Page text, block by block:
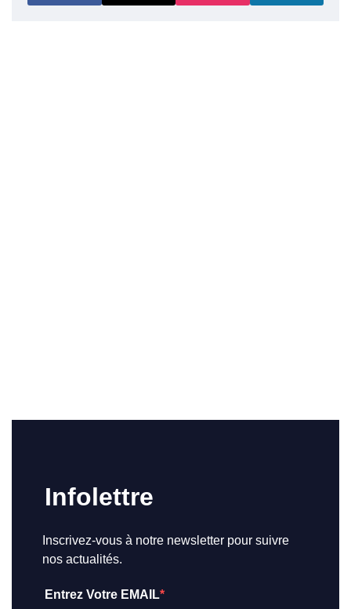
Infolettre
Inscrivez-vous à notre newsletter pour suivre
nos actualités.
Entrez Votre EMAIL